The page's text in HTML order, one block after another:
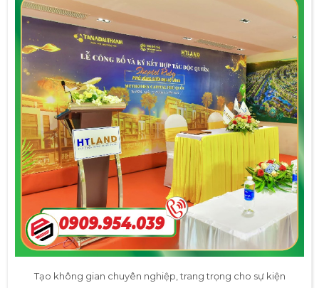
Tạo không gian chuyên nghiệp, trang trọng cho sự kiện